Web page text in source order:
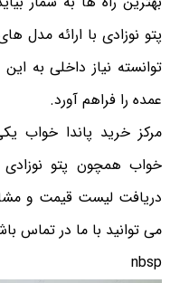
پتو نوزادی با ارائه مدل
توانسته نیاز داخلی به
عمده را فراهم آورد.
مرکز خرید پاندا خواب
خواب همچون پتو
دریافت لیست قیمت و
می توانید با ما در تماس
nbsp